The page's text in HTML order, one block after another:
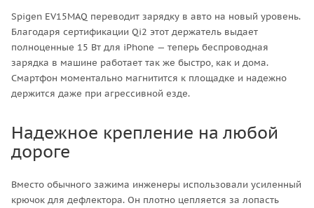
Spigen EV15MAQ переводит зарядку в авто на новый уровень.
Благодаря сертификации Qi2 этот держатель выдает
полноценные 15 Вт для iPhone — теперь беспроводная
зарядка в машине работает так же быстро, как и дома.
Смартфон моментально магнитится к площадке и надежно
держится даже при агрессивной езде.
Надежное крепление на любой
дороге
Вместо обычного зажима инженеры использовали усиленный
крючок для дефлектора. Он плотно цепляется за лопасть